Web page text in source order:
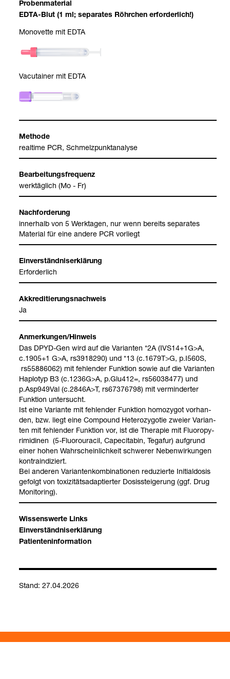
Pro­ben­ma­te­rial
EDTA-​Blut (1 ml; sepa­ra­tes Röhr­chen erfor­der­lich!)
Mono­vette mit EDTA
Vacu­tai­ner mit EDTA
Methode
real­time PCR, Schmelz­punkt­ana­lyse
Bear­bei­tungs­fre­quenz
werk­täg­lich (Mo - Fr)
Nach­for­de­rung
inner­halb von 5 Werk­ta­gen, nur wenn bereits sepa­ra­tes
Mate­rial für eine andere PCR vor­liegt
Ein­ver­ständ­nis­er­klä­rung
Erfor­der­lich
Akkre­di­tie­rungs­nach­weis
Ja
Anmer­kun­gen/Hin­weis
Das DPYD-​Gen wird auf die Vari­an­ten *2A (IVS14+1G>A,
c.1905+1 G>A, rs3918290) und *13 (c.1679T>G, p.I560S,
rs55886062) mit feh­len­der Funk­tion sowie auf die Vari­an­ten
Haplo­typ B3 (c.1236G>A, p.Glu412=, rs56038477) und
p.Asp949Val (c.2846A>T, rs67376798) mit ver­min­der­ter
Funk­tion unter­sucht.
Ist eine Vari­ante mit feh­len­der Funk­tion homo­zy­got vor­han­
den, bzw. liegt eine Com­pound Hete­ro­zy­go­tie zweier Vari­an­
ten mit feh­len­der Funk­tion vor, ist die The­ra­pie mit Fluoro­py­
ri­mi­di­nen (5-​Fluorou­ra­cil, Cape­ci­ta­bin, Tegafur) auf­grund
einer hohen Wahr­schein­lich­keit schwe­rer Neben­wir­kun­gen
kon­tra­in­di­ziert.
Bei ande­ren Vari­an­ten­kom­bi­na­tio­nen redu­zierte Initi­al­do­sis
gefolgt von toxi­zi­täts­ad­ap­tier­ter Dosis­stei­ge­rung (ggf. Drug
Moni­to­ring).
Wis­sens­werte Links
Ein­ver­ständ­nis­er­klä­rung
Pati­en­ten­in­for­ma­tion
Stand: 27.04.2026